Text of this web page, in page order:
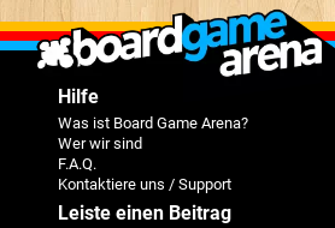
Hilfe
Was ist Board Game Arena?
Wer wir sind
F.A.Q.
Kontaktiere uns / Support
Leiste einen Beitrag